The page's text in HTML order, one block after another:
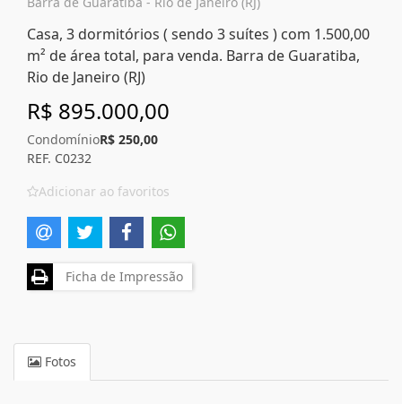
Casa, 3 dormitórios ( sendo 3 suítes ) com 1.500,00
m² de área total, para venda. Barra de Guaratiba,
Rio de Janeiro (RJ)
R$ 895.000,00
CondomínioR$ 250,00
REF. C0232
Adicionar ao favoritos
Ficha de Impressão
Fotos